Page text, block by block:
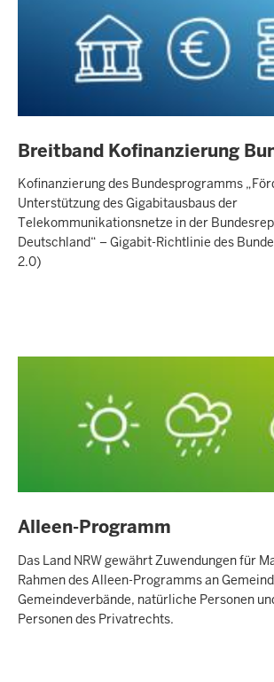
Breitband Kofinanzierung
Kofinanzierung des Bundesprogramms
Unterstützung des Gigabitausbaus der
Telekommunikationsnetze in der
Deutschland“ – Gigabit-Richtlinie des
2.0)
Alleen-Programm
Das Land NRW gewährt Zuwendungen für
Rahmen des Alleen-Programms an
Gemeindeverbände, natürliche Personen
Personen des Privatrechts.